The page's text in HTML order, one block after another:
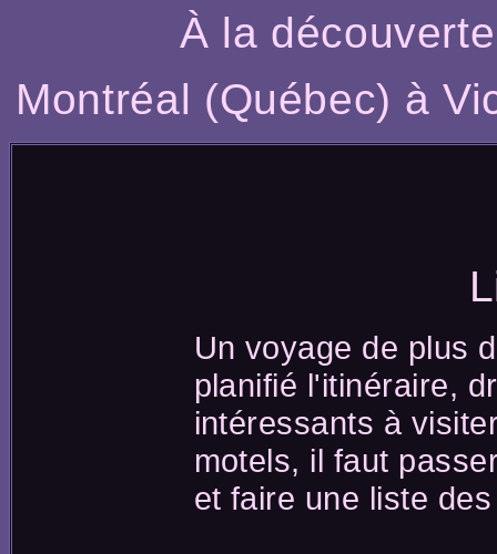
À la
Montréal (Québec) à
Un voyage de plus
planifié l'itinéraire,
intéressants à
motels, il faut
et faire une liste